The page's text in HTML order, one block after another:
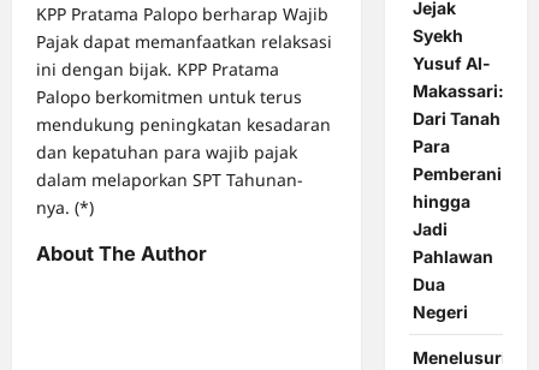
KPP Pratama Palopo berharap Wajib
Pajak dapat memanfaatkan relaksasi
ini dengan bijak. KPP Pratama
Palopo berkomitmen untuk terus
mendukung peningkatan kesadaran
dan kepatuhan para wajib pajak
dalam melaporkan SPT Tahunan-
nya. (*)
About The Author
Jejak
Syekh
Yusuf Al-
Makassari:
Dari Tanah
Para
Pemberani
hingga
Jadi
Pahlawan
Dua
Negeri
Menelusuri